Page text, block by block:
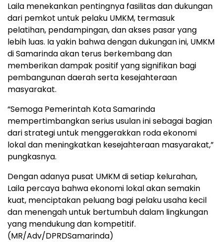
Laila menekankan pentingnya fasilitas dan dukungan
dari pemkot untuk pelaku UMKM, termasuk
pelatihan, pendampingan, dan akses pasar yang
lebih luas. Ia yakin bahwa dengan dukungan ini, UMKM
di Samarinda akan terus berkembang dan
memberikan dampak positif yang signifikan bagi
pembangunan daerah serta kesejahteraan
masyarakat.
“Semoga Pemerintah Kota Samarinda
mempertimbangkan serius usulan ini sebagai bagian
dari strategi untuk menggerakkan roda ekonomi
lokal dan meningkatkan kesejahteraan masyarakat,”
pungkasnya.
Dengan adanya pusat UMKM di setiap kelurahan,
Laila percaya bahwa ekonomi lokal akan semakin
kuat, menciptakan peluang bagi pelaku usaha kecil
dan menengah untuk bertumbuh dalam lingkungan
yang mendukung dan kompetitif.
(MR/Adv/DPRDSamarinda)